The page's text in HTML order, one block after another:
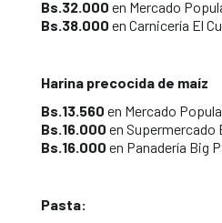
Bs.32.000 en Mercado
Bs.38.000 en Carnicería El
Harina precocida de maíz
Bs.13.560 en Mercado
Bs.16.000 en Supermercado
Bs.16.000 en Panadería Big
Pasta: